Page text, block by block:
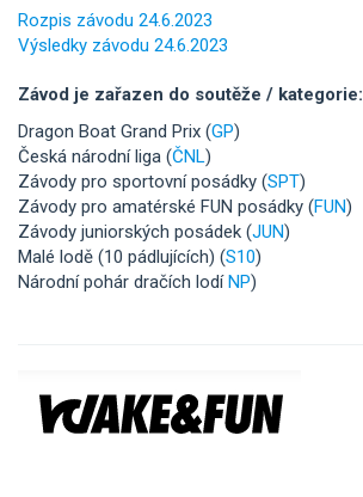
Rozpis závodu 24.6.2023
Výsledky závodu 24.6.2023
Závod je zařazen do soutěže / kategorie:
Dragon Boat Grand Prix (GP)
Česká národní liga (ČNL)
Závody pro sportovní posádky (SPT)
Závody pro amatérské FUN posádky (FUN)
Závody juniorských posádek (JUN)
Malé lodě (10 pádlujících) (S10)
Národní pohár dračích lodíNP)